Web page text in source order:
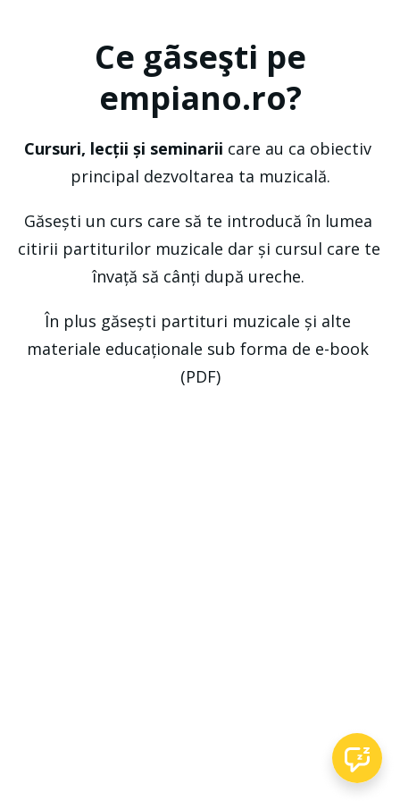
Ce gãseşti pe
empiano.ro?
Cursuri, lecții și seminarii care au ca obiectiv
principal dezvoltarea ta muzicală.
Găsești un curs care să te introducă în lumea
citirii partiturilor muzicale dar și cursul care te
învață să cânți după ureche.
În plus găsești partituri muzicale și alte
materiale educaționale sub forma de e-book
(PDF)